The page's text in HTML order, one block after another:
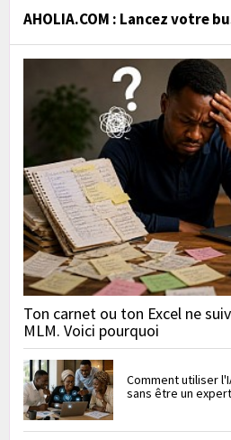
AHOLIA.COM : Lancez votre
Ton carnet ou ton Excel ne
MLM. Voici pourquoi
Comment utiliser
sans être un